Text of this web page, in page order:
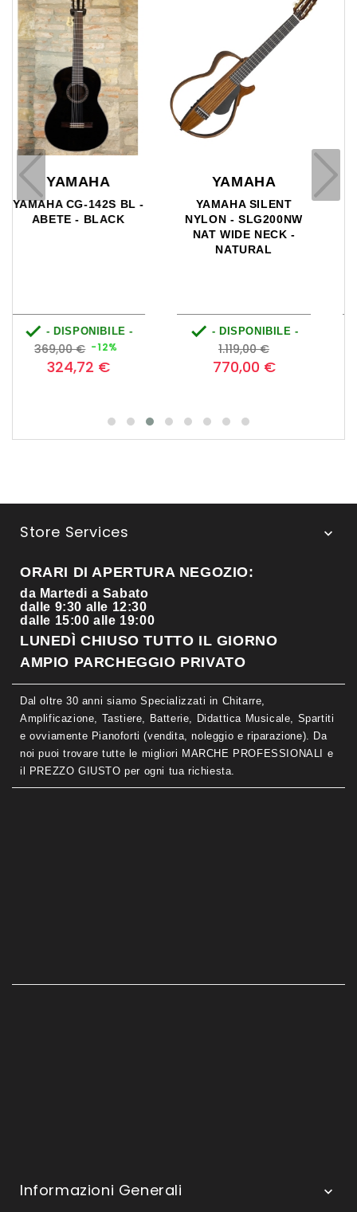
CAMWOOD
CAMWOOD IC-100D -
CLASSICA 4/4 -
- DISPONIBILE -
0Prezzo
99,00 €
YAMAHA
YAMAHA CG-182S -
ABETE
- DISPONIBILE -
Prezzo
base
549,00 €
483,12 €
Store Services 
ORARI DI APERTURA NEGOZIO:
da Martedi a Sabato
dalle 9:30 alle 12:30
dalle 15:00 alle 19:00
LUNEDÌ CHIUSO TUTTO IL GIORNO
AMPIO PARCHEGGIO PRIVATO
Dal oltre 30 anni siamo Specializzati in Chitarre,
Amplificazione, Tastiere, Batterie, Didattica Musicale, Spartiti
e ovviamente Pianoforti (vendita, noleggio e riparazione). Da
noi puoi trovare tutte le migliori MARCHE PROFESSIONALI e
il PREZZO GIUSTO per ogni tua richiesta.
Informazioni Generali 